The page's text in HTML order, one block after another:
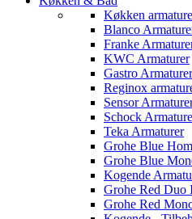
Køkken
Blanco
Franke
KWC Armaturer
Gastro Armaturer
Reginox
Sensor
Schock
Teka Armaturer
Grohe Blue
Grohe Blue
Kogende
Grohe Red Duo
Grohe Red